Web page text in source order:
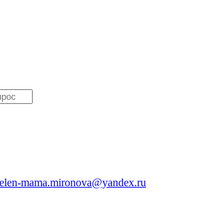
mama.mironova@yandex.ru